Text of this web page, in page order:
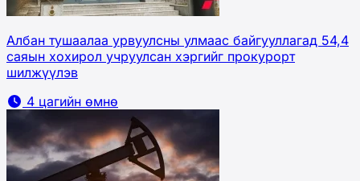
Албан тушаалаа урвуулсны улмаас байгууллагад 54,4
саяын хохирол учруулсан хэргийг прокурорт
шилжүүлэв
4 цагийн өмнө